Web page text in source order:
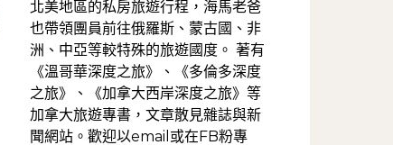
北美地區的私房旅遊行程，海馬老爸
也帶領團員前往俄羅斯、蒙古國、非
洲、中亞等較特殊的旅遊國度。 著有
《溫哥華深度之旅》、《多倫多深度
之旅》、《加拿大西岸深度之旅》等
加拿大旅遊專書，文章散見雜誌與新
聞網站。歡迎以email或在FB粉專